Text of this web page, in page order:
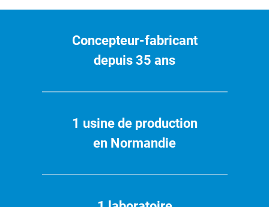
Concepteur-fabricant
depuis 35 ans
1 usine de production
en Normandie